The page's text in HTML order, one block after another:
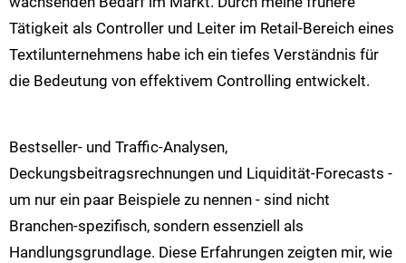
Tätigkeit als Controller und Leiter im Retail-Bereich eines
Textilunternehmens habe ich ein tiefes Verständnis für
die Bedeutung von effektivem Controlling entwickelt.
Bestseller- und Traffic-Analysen,
Deckungsbeitragsrechnungen und Liquidität-Forecasts -
um nur ein paar Beispiele zu nennen - sind nicht
Branchen-spezifisch, sondern essenziell als
Handlungsgrundlage. Diese Erfahrungen zeigten mir, wie